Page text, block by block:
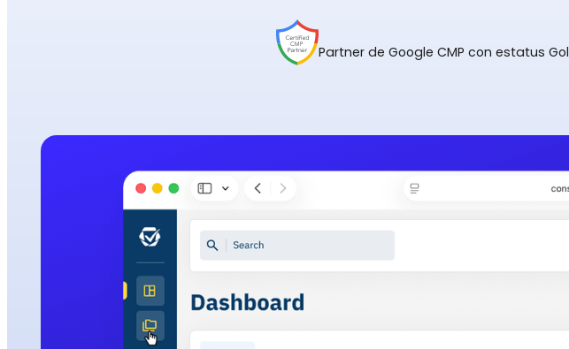
Partner de Google CMP con estatus